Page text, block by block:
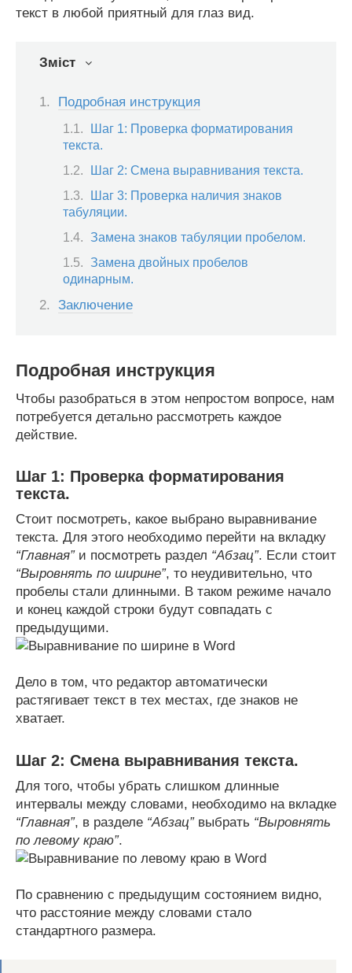
текст в любой приятный для глаз вид.
Зміст
Подробная инструкция
Шаг 1: Проверка форматирования
текста.
Шаг 2: Смена выравнивания текста.
Шаг 3: Проверка наличия знаков
табуляции.
Замена знаков табуляции пробелом.
Замена двойных пробелов
одинарным.
Заключение
Подробная инструкция
Чтобы разобраться в этом непростом вопросе, нам
потребуется детально рассмотреть каждое
действие.
Шаг 1: Проверка форматирования
текста.
Стоит посмотреть, какое выбрано выравнивание
текста. Для этого необходимо перейти на вкладку
“Главная”и посмотреть раздел “Абзац”. Если стоит
“Выровнять по ширине”, то неудивительно, что
пробелы стали длинными. В таком режиме начало
и конец каждой строки будут совпадать с
предыдущими.
Дело в том, что редактор автоматически
растягивает текст в тех местах, где знаков не
хватает.
Шаг 2: Смена выравнивания текста.
Для того, чтобы убрать слишком длинные
интервалы между словами, необходимо на вкладке
“Главная”, в разделе “Абзац”выбрать “Выровнять
по левому краю”.
По сравнению с предыдущим состоянием видно,
что расстояние между словами стало
стандартного размера.